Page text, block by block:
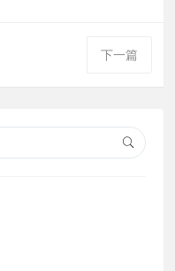
下一篇